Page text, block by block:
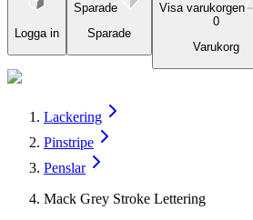
Logga in
Sparade
Sparade
Visa varukorgen
0
Varukorg
Lackering
Pinstripe
Penslar
Mack Grey Stroke Lettering